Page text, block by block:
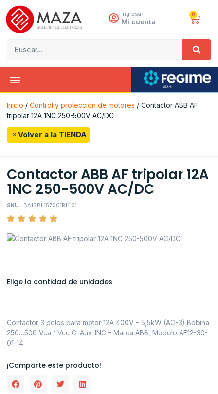
Ingresar
Mi cuenta
0
Inicio / Control y protección de motores / Contactor ABB AF
tripolar 12A 1NC 250-500V AC/DC
Volver a la TIENDA
Contactor ABB AF tripolar 12A
1NC 250-500V AC/DC
SKU : BA1SBL157001R1401
Elige la cantidad de unidades
Contactor 3 polos para motor 12A 400V – 5,5kW (AC-3) Bobina
250…500 Vca / Vcc C. Aux 1NC – Marca ABB, Modelo AF12-30-
01-14
¡Comparte este producto!